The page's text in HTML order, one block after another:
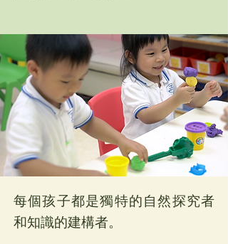
每個孩子都是獨特的自然探究者
和知識的建構者。